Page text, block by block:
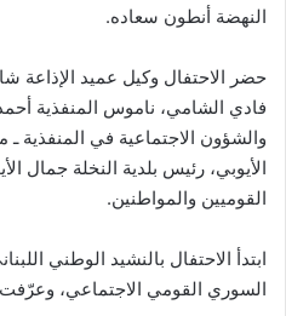
النهضة أنطون سعاده.
حضر الاحتفال وكيل عميد الإذاعة
فادي الشامي، ناموس المنفذية
والشؤون الاجتماعية في المنفذية ـ
الأيوبي، رئيس بلدية النخلة جمال
القوميين والمواطنين.
ابتدأ الاحتفال بالنشيد الوطني
السوري القومي الاجتماعي، وعرّفت